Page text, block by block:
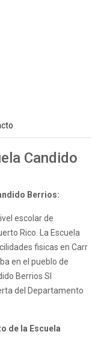
Candido
Berrios:
escolar de
Rico. La Escuela
fisicas en Carr
en el pueblo de
Berrios SI
del Departamento
de la Escuela